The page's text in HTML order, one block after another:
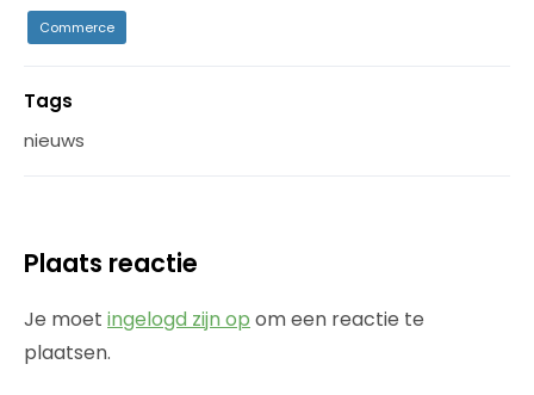
Commerce
Tags
nieuws
Plaats reactie
Je moet ingelogd zijn op om een reactie te
plaatsen.